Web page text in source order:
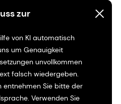
zur
von KI automatisch
um Genauigkeit
unvollkommen
falsch wiedergeben.
Sie bitte der
Verwenden Sie